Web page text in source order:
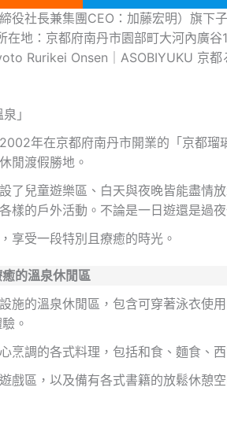
役社長兼集團CEO：加藤宏明）旗
在地：京都府南丹市園部町大河內廣
Rurikei Onsen｜ASOBIYUKU 京都
」
年在京都府南丹市開業的「京都瑠
閒渡假勝地。
了兒童遊樂區、白天與夜晚皆能盡情
樣的戶外活動。不論是一日遊還是過
享受一段特別且療癒的時光。
的溫泉休閒區
施的溫泉休閒區，包含可穿著泳衣使
。
烹調的各式料理，包括和食、麵食、
戲區，以及備有各式書籍的放鬆休憩